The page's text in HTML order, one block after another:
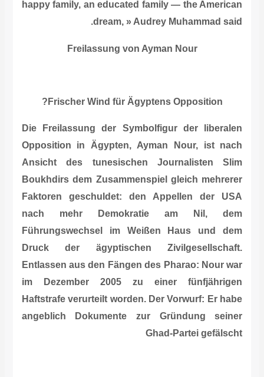
happy family, an educated family — the American
dream, » Audrey Muhammad said.
Freilassung von Ayman Nour
Frischer Wind für Ägyptens Opposition?
Die Freilassung der Symbolfigur der liberalen
Opposition in Ägypten, Ayman Nour, ist nach
Ansicht des tunesischen JournalistenSlim
Boukhdirsdem Zusammenspiel gleich mehrerer
Faktoren geschuldet: den Appellen der USA
nach mehr Demokratie am Nil, dem
Führungswechsel im Weißen Haus und dem
Druck der ägyptischen Zivilgesellschaft.
Entlassen aus den Fängen des Pharao: Nour war
im Dezember 2005 zu einer fünfjährigen
Haftstrafe verurteilt worden. Der Vorwurf: Er habe
angeblich Dokumente zur Gründung seiner
Ghad-Partei gefälscht